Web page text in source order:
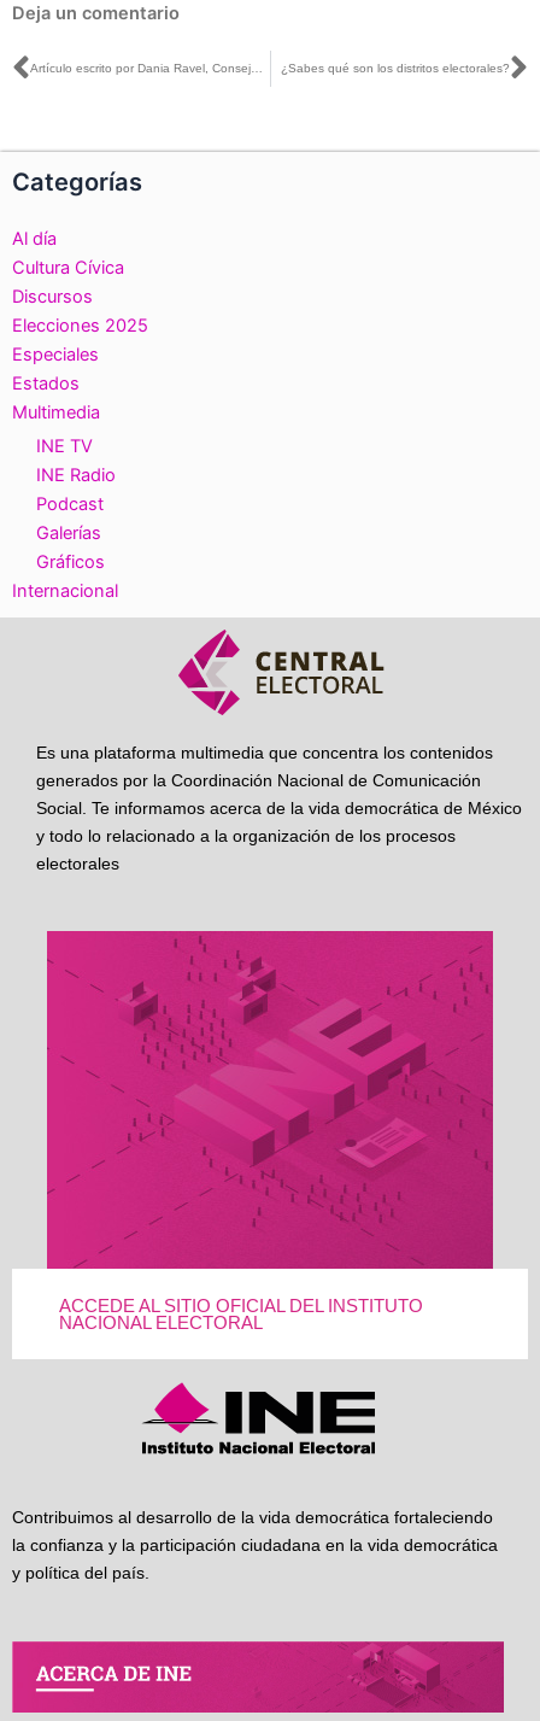
Deja un comentario
Ant ¿Sabes qué son los distritos electorales?
Categorías
Al día
Cultura Cívica
Discursos
Elecciones 2025
Especiales
Estados
Multimedia
INE TV
INE Radio
Podcast
Galerías
Gráficos
Internacional
Es una plataforma multimedia que concentra los contenidos
generados por la Coordinación Nacional de Comunicación
Social. Te informamos acerca de la vida democrática de México
y todo lo relacionado a la organización de los procesos
electorales
ACCEDE AL SITIO OFICIAL DEL INSTITUTO
NACIONAL ELECTORAL
Contribuimos al desarrollo de la vida democrática fortaleciendo
la confianza y la participación ciudadana en la vida democrática
y política del país.